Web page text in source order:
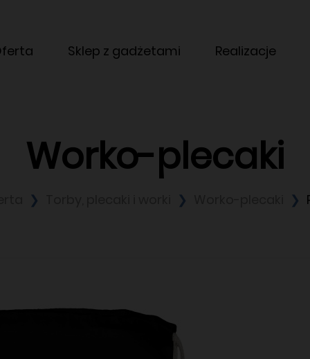
Sklep z gadżetami Realizacje
Worko-plecaki